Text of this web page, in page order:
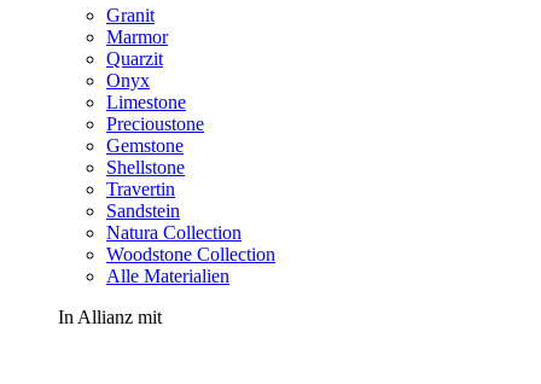
Granit
Marmor
Quarzit
Onyx
Limestone
Precioustone
Gemstone
Shellstone
Travertin
Sandstein
Natura Collection
Woodstone Collection
Alle Materialien
In Allianz mit